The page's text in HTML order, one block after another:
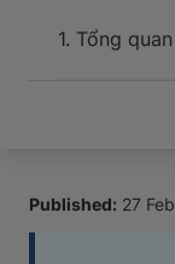
1. Tổng
Published: 27